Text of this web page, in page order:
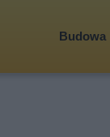
Budowa